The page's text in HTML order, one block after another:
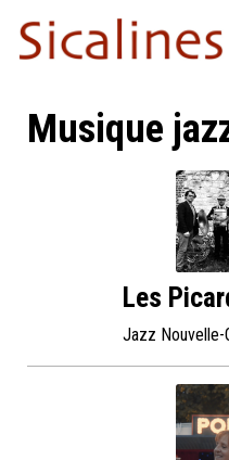
Musique
Les
Jazz Nouvelle-